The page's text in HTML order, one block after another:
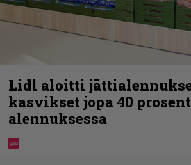
Lidl aloitti
kasvikset jopa 40
alennuksessa